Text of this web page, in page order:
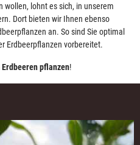
wollen, lohnt es sich, in unserem
Dort bieten wir Ihnen ebenso
an. So sind Sie optimal
Erdbeerpflanzen vorbereitet.
pflanzen!